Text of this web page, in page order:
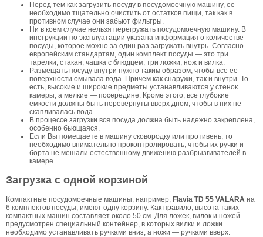
Перед тем как загрузить посуду в посудомоечную машину, ее
необходимо тщательно очистить от остатков пищи, так как в
противном случае они забьют фильтры.
Ни в коем случае нельзя перегружать посудомоечную машину. В
инструкции по эксплуатации указана информация о количестве
посуды, которое можно за один раз загружать внутрь. Согласно
европейским стандартам, один комплект посуды — это три
тарелки, стакан, чашка с блюдцем, три ложки, нож и вилка.
Размещать посуду внутри нужно таким образом, чтобы все ее
поверхности омывала вода. Причем как снаружи, так и внутри. То
есть, высокие и широкие предметы устанавливаются у стенок
камеры, а мелкие — посередине. Кроме этого, все глубокие
емкости должны быть перевернуты вверх дном, чтобы в них не
скапливалась вода.
В процессе загрузки вся посуда должна быть надежно закреплена,
особенно бьющаяся.
Если Вы помещаете в машину сковородку или противень, то
необходимо внимательно проконтролировать, чтобы их ручки и
борта не мешали естественному движению разбрызгивателей в
камере.
Загрузка с одной корзиной
Компактные посудомоечные машины, например, Flavia TD 55 VALARA на
6 комплектов посуды, имеют одну корзину. Как правило, высота таких
компактных машин составляет около 50 см. Для ложек, вилок и ножей
предусмотрен специальный контейнер, в которых вилки и ложки
необходимо устанавливать ручками вниз, а ножи — ручками вверх.